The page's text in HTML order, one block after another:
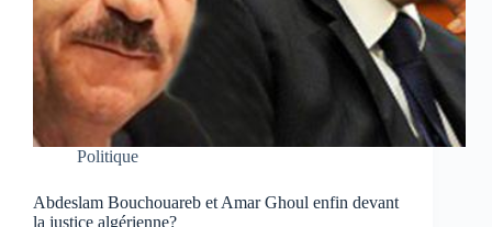
Politique
Abdeslam Bouchouareb et Amar Ghoul enfin devant
la justice algérienne?